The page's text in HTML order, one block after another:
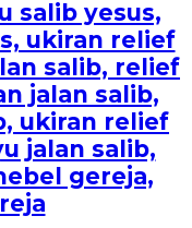
salib yesus,
ukiran relief
salib, relief
jalan salib,
ukiran relief
jalan salib,
gereja,